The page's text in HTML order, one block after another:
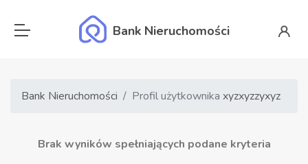
Bank Nieruchomości
Bank Nieruchomości Profil użytkownika xyzxyzzyxyz
Brak wyników spełniających podane kryteria